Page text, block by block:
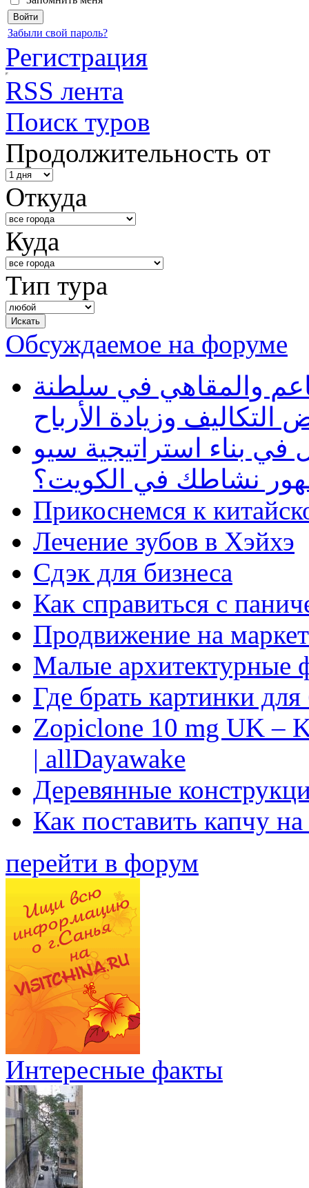
Забыли свой пароль?
Регистрация
RSS лента
Поиск туров
Продолжительность от
Откуда
Куда
Тип тура
Обсуждаемое на форуме
والمقاهي في سلطنة
وزيادة الأرباح
بناء استراتيجية سيو
نشاطك في الكويت؟
Прикоснемся к
Лечение зубов в Хэйхэ
Сдэк для бизнеса
Как справиться с
Продвижение на
Малые архитектурные
Где брать картинки
Zopiclone 10 mg UK –
| allDayawake
Деревянные
Как поставить капчу
перейти в форум
Интересные факты